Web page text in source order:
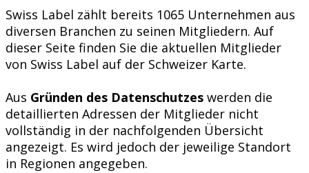
Swiss Label zählt bereits 1065 Unternehmen aus
diversen Branchen zu seinen Mitgliedern. Auf
dieser Seite finden Sie die aktuellen Mitglieder
von Swiss Label auf der Schweizer Karte.
Aus Gründen des Datenschutzes werden die
detaillierten Adressen der Mitglieder nicht
vollständig in der nachfolgenden Übersicht
angezeigt. Es wird jedoch der jeweilige Standort
in Regionen angegeben.